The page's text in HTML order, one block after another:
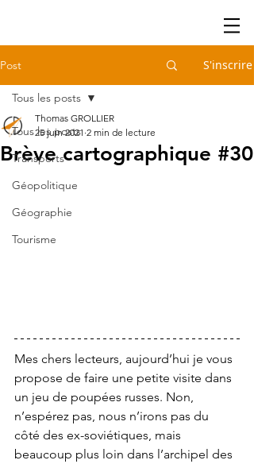
Post S'inscrire
Tous les posts
Transports
Géopolitique
Géographie
Tourisme
Tous les posts
Brève cartographique #30
Thomas GROLLIER
25 juin 2021 2 min de lecture
Mes chers lecteurs, aujourd’hui je vous
propose de faire une petite visite dans
un jeu de poupées russes. Non,
n’espérez pas, nous n’irons pas du
côté des ex-soviétiques, mais
beaucoup plus loin dans l’archipel des